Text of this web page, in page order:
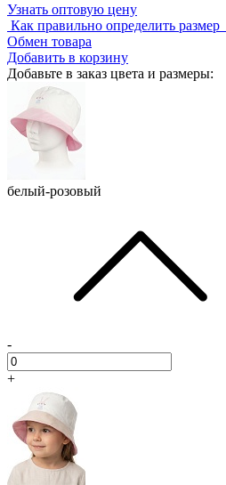
Узнать оптовую цену
Как правильно определить размер
Обмен товара
Добавить в корзину
Добавьте в заказ цвета и размеры:
белый-розовый
-
+